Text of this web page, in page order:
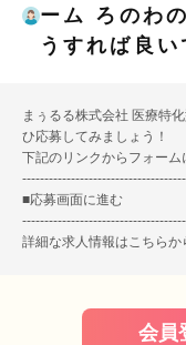
ーム ろのわ
うすれば良い
まぅるる株式会社 医療特
ひ応募してみましょう！
下記のリンクからフォーム
■応募画面に進む
詳細な求人情報はこちらか
会員